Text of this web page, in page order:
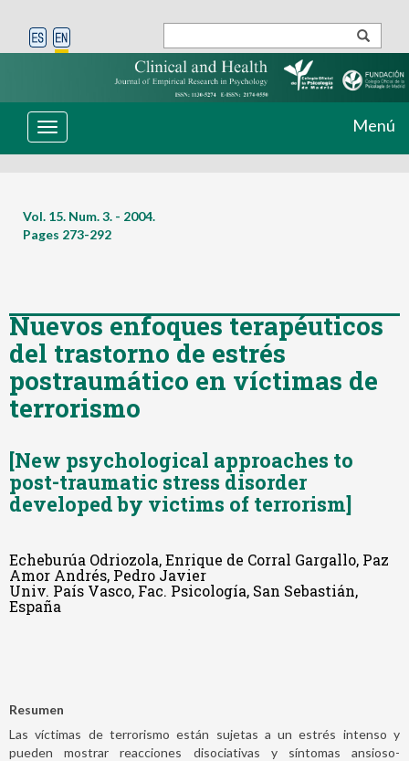
Toggle
navigation
Menú
Vol. 15. Num. 3. - 2004.
Pages 273-292
Nuevos enfoques terapéuticos
del trastorno de estrés
postraumático en víctimas de
terrorismo
[New psychological approaches to
post-traumatic stress disorder
developed by victims of terrorism]
Echeburúa Odriozola, Enrique de Corral Gargallo, Paz
Amor Andrés, Pedro Javier
Univ. País Vasco, Fac. Psicología, San Sebastián,
España
Resumen
Las víctimas de terrorismo están sujetas a un estrés intenso y
pueden mostrar reacciones disociativas y síntomas ansioso-